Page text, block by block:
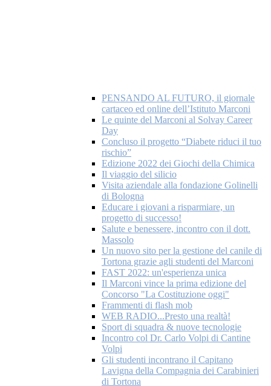
PENSANDO AL FUTURO, il giornale
cartaceo ed online dell’Istituto Marconi
Le quinte del Marconi al Solvay Career
Day
Concluso il progetto “Diabete riduci il tuo
rischio”
Edizione 2022 dei Giochi della Chimica
Il viaggio del silicio
Visita aziendale alla fondazione Golinelli
di Bologna
Educare i giovani a risparmiare, un
progetto di successo!
Salute e benessere, incontro con il dott.
Massolo
Un nuovo sito per la gestione del canile di
Tortona grazie agli studenti del Marconi
FAST 2022: un'esperienza unica
Il Marconi vince la prima edizione del
Concorso "La Costituzione oggi"
Frammenti di flash mob
WEB RADIO...Presto una realtà!
Sport di squadra & nuove tecnologie
Incontro col Dr. Carlo Volpi di Cantine
Volpi
Gli studenti incontrano il Capitano
Lavigna della Compagnia dei Carabinieri
di Tortona